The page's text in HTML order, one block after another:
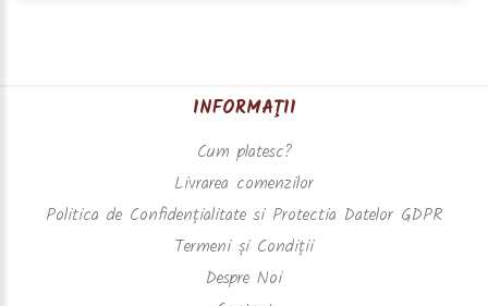
INFORMAŢII
Cum platesc?
Livrarea comenzilor
Politica de Confidențialitate si Protectia Datelor GDPR
Termeni și Condiții
Despre Noi